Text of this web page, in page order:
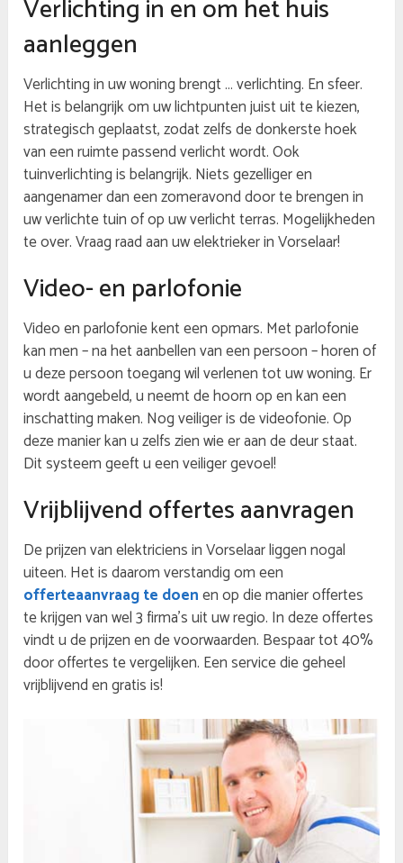
Verlichting in en om het huis
aanleggen
Verlichting in uw woning brengt … verlichting. En sfeer.
Het is belangrijk om uw lichtpunten juist uit te kiezen,
strategisch geplaatst, zodat zelfs de donkerste hoek
van een ruimte passend verlicht wordt. Ook
tuinverlichting is belangrijk. Niets gezelliger en
aangenamer dan een zomeravond door te brengen in
uw verlichte tuin of op uw verlicht terras. Mogelijkheden
te over. Vraag raad aan uw elektrieker in Vorselaar!
Video- en parlofonie
Video en parlofonie kent een opmars. Met parlofonie
kan men – na het aanbellen van een persoon – horen of
u deze persoon toegang wil verlenen tot uw woning. Er
wordt aangebeld, u neemt de hoorn op en kan een
inschatting maken. Nog veiliger is de videofonie. Op
deze manier kan u zelfs zien wie er aan de deur staat.
Dit systeem geeft u een veiliger gevoel!
Vrijblijvend offertes aanvragen
De prijzen van elektriciens in Vorselaar liggen nogal
uiteen. Het is daarom verstandig om een
offerteaanvraag te doenen op die manier offertes
te krijgen van wel 3 firma’s uit uw regio. In deze offertes
vindt u de prijzen en de voorwaarden. Bespaar tot 40%
door offertes te vergelijken. Een service die geheel
vrijblijvend en gratis is!